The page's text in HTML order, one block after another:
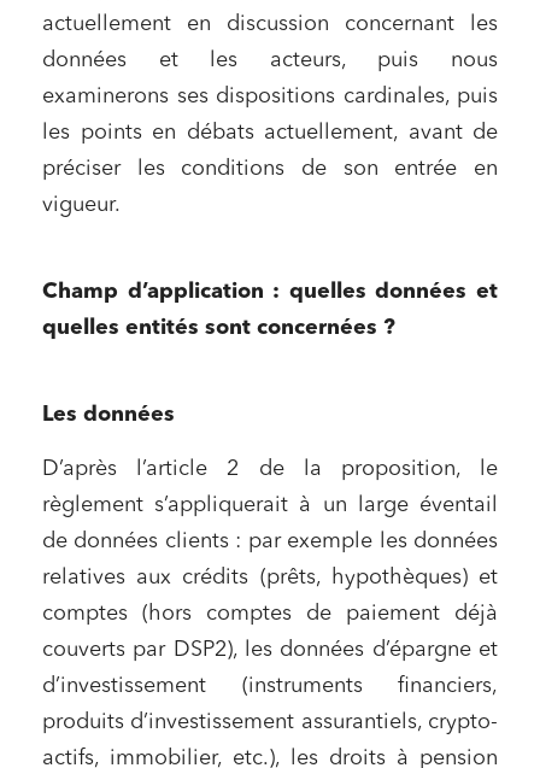
actuellement en discussion concernant les
données et les acteurs, puis nous
examinerons ses dispositions cardinales, puis
les points en débats actuellement, avant de
préciser les conditions de son entrée en
vigueur.
Champ d’application : quelles données et
quelles entités sont concernées ?
Les données
D’après l’article 2 de la proposition, le
règlement s’appliquerait à un large éventail
de données clients : par exemple les données
relatives aux crédits (prêts, hypothèques) et
comptes (hors comptes de paiement déjà
couverts par DSP2), les données d’épargne et
d’investissement (instruments financiers,
produits d’investissement assurantiels, crypto-
actifs, immobilier, etc.), les droits à pension